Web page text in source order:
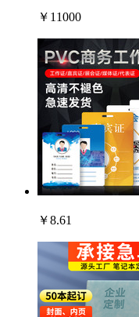
￥11000
￥8.61